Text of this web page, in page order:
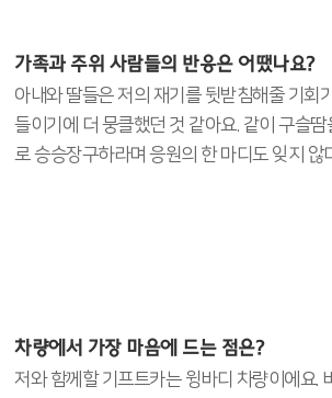
가족과 주위 사람들의 반응은 어땠나요?
아내와 딸들은 저의 재기를 뒷받침해줄 기회
들이기에 더 뭉클했던 것 같아요. 같이 구슬
로 승승장구하라며 응원의 한 마디도 잊지 않
차량에서 가장 마음에 드는 점은?
저와 함께할 기프트카는 윙바디 차량이에요.